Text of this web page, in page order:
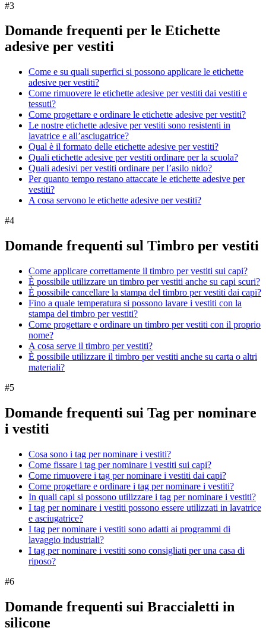
#3
Domande frequenti per le Etichette
adesive per vestiti
Come e su quali superfici si possono applicare le etichette
adesive per vestiti?
Come rimuovere le etichette adesive per vestiti dai vestiti e
tessuti?
Come progettare e ordinare le etichette adesive per vestiti?
Le nostre etichette adesive per vestiti sono resistenti in
lavatrice e all’asciugatrice?
Qual è il formato delle etichette adesive per vestiti?
Quali etichette adesive per vestiti ordinare per la scuola?
Quali adesivi per vestiti ordinare per l’asilo nido?
Per quanto tempo restano attaccate le etichette adesive per
vestiti?
A cosa servono le etichette adesive per vestiti?
#4
Domande frequenti sul Timbro per vestiti
Come applicare correttamente il timbro per vestiti sui capi?
È possibile utilizzare un timbro per vestiti anche su capi scuri?
È possibile cancellare la stampa del timbro per vestiti dai capi?
Fino a quale temperatura si possono lavare i vestiti con la
stampa del timbro per vestiti?
Come progettare e ordinare un timbro per vestiti con il proprio
nome?
A cosa serve il timbro per vestiti?
È possibile utilizzare il timbro per vestiti anche su carta o altri
materiali?
#5
Domande frequenti sui Tag per nominare
i vestiti
Cosa sono i tag per nominare i vestiti?
Come fissare i tag per nominare i vestiti sui capi?
Come rimuovere i tag per nominare i vestiti dai capi?
Come progettare e ordinare i tag per nominare i vestiti?
In quali capi si possono utilizzare i tag per nominare i vestiti?
I tag per nominare i vestiti possono essere utilizzati in lavatrice
e asciugatrice?
I tag per nominare i vestiti sono adatti ai programmi di
lavaggio industriali?
I tag per nominare i vestiti sono consigliati per una casa di
riposo?
#6
Domande frequenti sui Braccialetti in
silicone